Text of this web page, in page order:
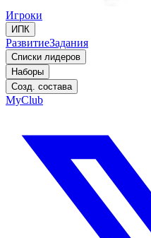
Игроки
ИПК
РазвитиеЗадания
Списки лидеров
Наборы
Созд. состава
MyClub